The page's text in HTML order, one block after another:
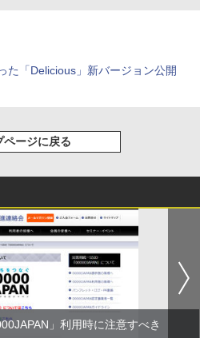
た「Delicious」新バージョン公開
ページに戻る
」利用時に注意すべき